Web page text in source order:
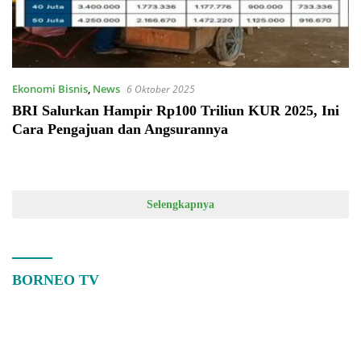
Ekonomi Bisnis, News 6 Oktober 2025
BRI Salurkan Hampir Rp100 Triliun KUR 2025, Ini
Cara Pengajuan dan Angsurannya
Selengkapnya
BORNEO TV